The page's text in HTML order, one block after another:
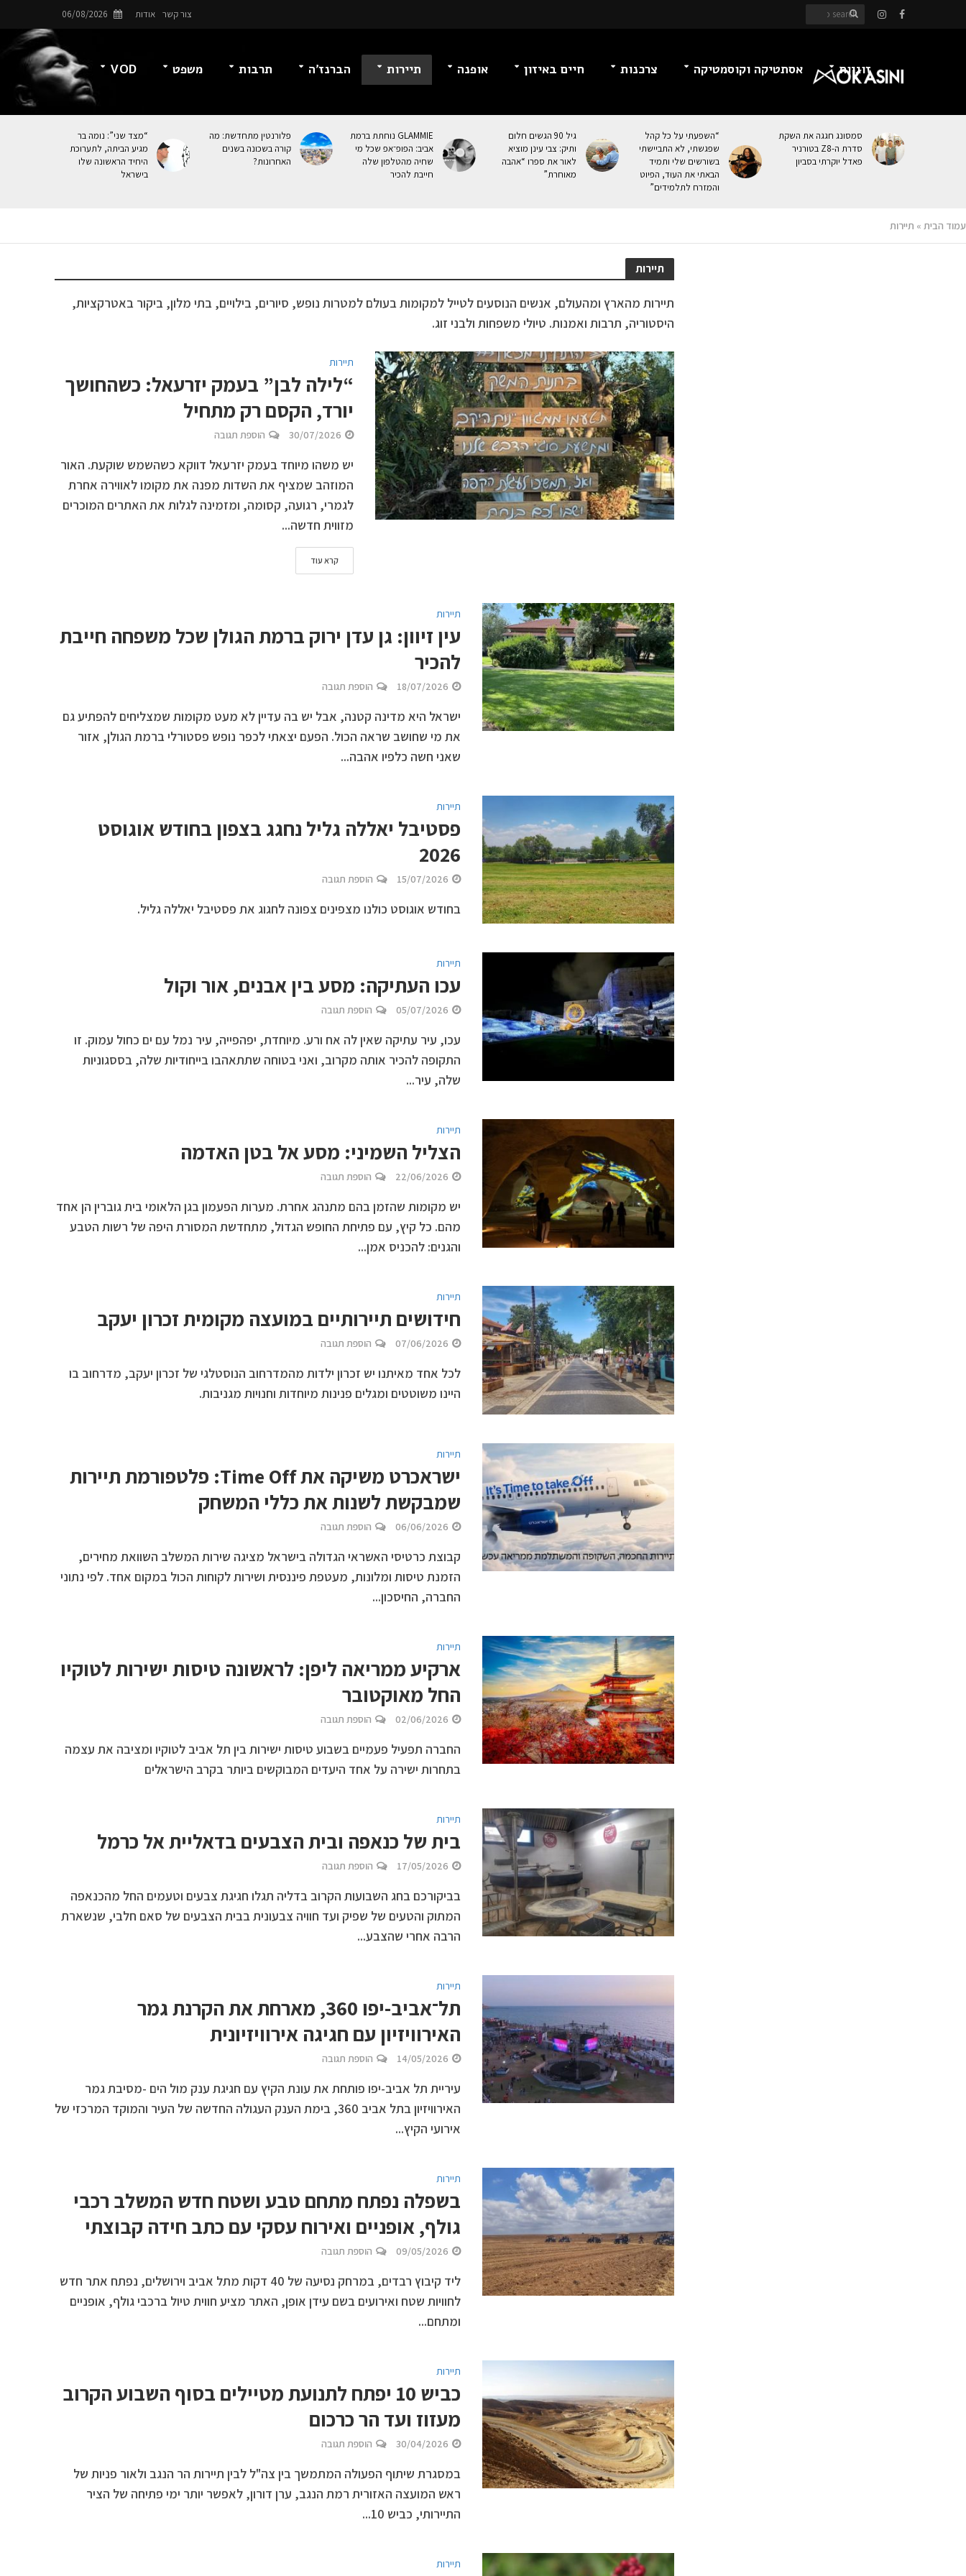
צור קשר אודות 06/08/2026
זוגיות אסתטיקה וקוסמטיקה צרכנות חיים באיזון אופנה תיירות הברנז’ה תרבות משפט VOD
סמסונג חגגה את השקת
סדרת ה-Z8 בטורניר
פאדל יוקרתי בסביון
“השפעתי על כל קהל
שפגשתי, לא התביישתי
בשורשים שלי ותמיד
הבאתי את העוּד, הפיוט
והמזרח לתלמידים”
גיל 90 הגשים חלום
ותיק: צבי עינן מוציא
לאור את ספרו “אהבה
מאוחרת”
GLAMMIE נוחתת ברמת
אביב: הפופ־אפ שכל מי
שחיה מהטלפון שלה
חייבת להכיר
פלורנטין מתחדשת: מה
קורה בשכונה בשנים
האחרונות?
“מצד שני”: נומה בר
מגיע הביתה, לתערוכת
היחיד הראשונה שלו
בישראל
עמוד הבית » תיירות
תיירות
תיירות מהארץ ומהעולם, אנשים הנוסעים לטייל למקומות בעולם למטרות נופש, סיורים, בילויים, בתי מלון, ביקור באטרקציות,
היסטוריה, תרבות ואמנות. טיולי משפחות ולבני זוג.
תיירות
“לילה לבן” בעמק יזרעאל: כשהחושך
יורד, הקסם רק מתחיל
30/07/2026 הוספת תגובה
יש משהו מיוחד בעמק יזרעאל דווקא כשהשמש שוקעת. האור
המוזהב שמציף את השדות מפנה את מקומו לאווירה אחרת
לגמרי, רגועה, קסומה, ומזמינה לגלות את האתרים המוכרים
מזווית חדשה...
קרא עוד
תיירות
עין זיוון: גן עדן ירוק ברמת הגולן שכל משפחה חייבת
להכיר
18/07/2026 הוספת תגובה
ישראל היא מדינה קטנה, אבל יש בה עדיין לא מעט מקומות שמצליחים להפתיע גם
את מי שחושב שראה הכול. הפעם יצאתי לכפר נופש פסטורלי ברמת הגולן, אזור
שאני חשה כלפיו אהבה...
תיירות
פסטיבל יאללה גליל נחגג בצפון בחודש אוגוסט
2026
15/07/2026 הוספת תגובה
בחודש אוגוסט כולנו מצפינים צפונה לחגוג את פסטיבל יאללה גליל.
תיירות
עכו העתיקה: מסע בין אבנים, אור וקול
05/07/2026 הוספת תגובה
עכו, עיר עתיקה שאין לה אח ורע. מיוחדת, יפהפייה, עיר נמל עם ים כחול עמוק. זו
התקופה להכיר אותה מקרוב, ואני בטוחה שתתאהבו בייחודיות שלה, בססגוניות
שלה, עיר...
תיירות
הצליל השמיני: מסע אל בטן האדמה
22/06/2026 הוספת תגובה
יש מקומות שהזמן בהם מתנהג אחרת. מערות הפעמון בגן הלאומי בית גוברין הן אחד
מהם. כל קיץ, עם פתיחת החופש הגדול, מתחדשת המסורת היפה של רשות הטבע
והגנים: להכניס אמן...
תיירות
חידושים תיירותיים במועצה מקומית זכרון יעקב
07/06/2026 הוספת תגובה
לכל אחד מאיתנו יש זכרון ילדות מהמדרחוב הנוסטלגי של זכרון יעקב, מדרחוב בו
היינו משוטטים ומגלים פנינות מיוחדות וחנויות מגניבות.
תיירות
ישראכרט משיקה את Time Off: פלטפורמת תיירות
שמבקשת לשנות את כללי המשחק
06/06/2026 הוספת תגובה
קבוצת כרטיסי האשראי הגדולה בישראל מציגה שירות המשלב השוואת מחירים,
הזמנת טיסות ומלונות, מעטפת פיננסית ושירות לקוחות הכול במקום אחד. לפי נתוני
החברה, החיסכון...
תיירות
ארקיע ממריאה ליפן: לראשונה טיסות ישירות לטוקיו
החל מאוקטובר
02/06/2026 הוספת תגובה
החברה תפעיל פעמיים בשבוע טיסות ישירות בין תל אביב לטוקיו ומציבה את עצמה
בתחרות ישירה על אחד היעדים המבוקשים ביותר בקרב הישראלים
תיירות
בית של כנאפה ובית הצבעים בדאליית אל כרמל
17/05/2026 הוספת תגובה
בביקורכם בחג השבועות הקרוב בדליה תגלו חגיגת צבעים וטעמים החל מהכנאפה
המתוק והטעים של שפיק ועד חוויה צבעונית בבית הצבעים של סאם חלבי, שנשארת
הרבה אחרי שהצבע...
תיירות
תל־אביב-יפו 360, מארחת את הקרנת גמר
האירוויזיון עם חגיגה אירוויזיונית
14/05/2026 הוספת תגובה
עיריית תל אביב-יפו פותחת את עונת הקיץ עם חגיגת ענק מול הים -מסיבת גמר
האירוויזיון בתל אביב 360, בימת הענק העגולה החדשה של העיר והמוקד המרכזי של
אירועי הקיץ...
תיירות
בשפלה נפתח מתחם טבע ושטח חדש המשלב רכבי
גולף, אופניים ואירוח עסקי עם כתב חידה קבוצתי
09/05/2026 הוספת תגובה
ליד קיבוץ רבדים, במרחק נסיעה של 40 דקות מתל אביב וירושלים, נפתח אתר חדש
לחוויות שטח ואירועים בשם עידן אופן, האתר מציע חווית טיול ברכבי גולף, אופניים
ומתחם...
תיירות
כביש 10 יפתח לתנועת מטיילים בסוף השבוע הקרוב
מעזוז ועד הר כרכום
30/04/2026 הוספת תגובה
במסגרת שיתוף הפעולה המתמשך בין צה"ל לבין תיירות הר הנגב ולאור פניות של
ראש המועצה האזורית רמת הנגב, ערן דורון, לאפשר יותר ימי פתיחה של הציר
התיירותי, כביש 10...
תיירות